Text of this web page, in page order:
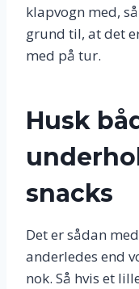
klapvogn med,
grund til, at det
med på tur.
Husk
snacks
Det er sådan
anderledes end
nok. Så hvis et